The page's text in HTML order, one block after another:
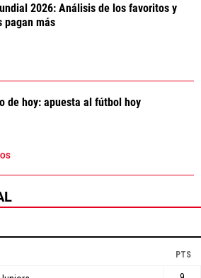
2026: Análisis de los favoritos y
pagan más
de hoy: apuesta al fútbol hoy